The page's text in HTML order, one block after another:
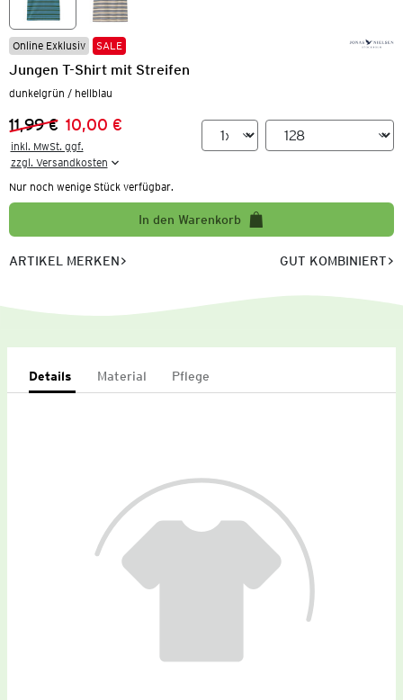
Online Exklusiv SALE
Jungen T-Shirt mit Streifen
dunkelgrün / hellblau
Vorheriger Preis:
11,99 €
Neuer Preis:
10,00 €
inkl. MwSt. ggf.
zzgl. Versandkosten
Nur noch wenige Stück verfügbar.
In den Warenkorb
ARTIKEL MERKEN GUT KOMBINIERT
Details Material Pflege